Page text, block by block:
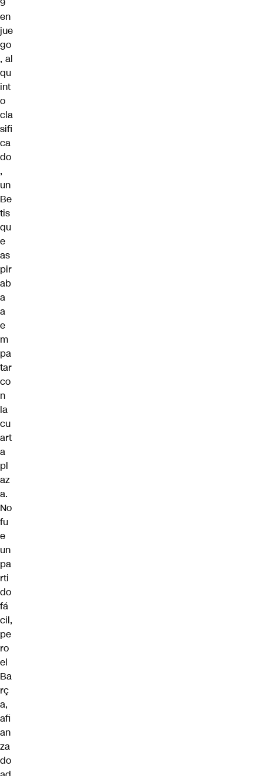
en
jue
go
, al
qu
int
o
cla
sifi
ca
do
,
un
Be
tis
qu
e
as
pir
ab
a
a
e
m
pa
tar
co
n
la
cu
art
a
pl
az
a.
No
fu
e
un
pa
rti
do
fá
cil,
pe
ro
el
Ba
rç
a,
afi
an
za
do